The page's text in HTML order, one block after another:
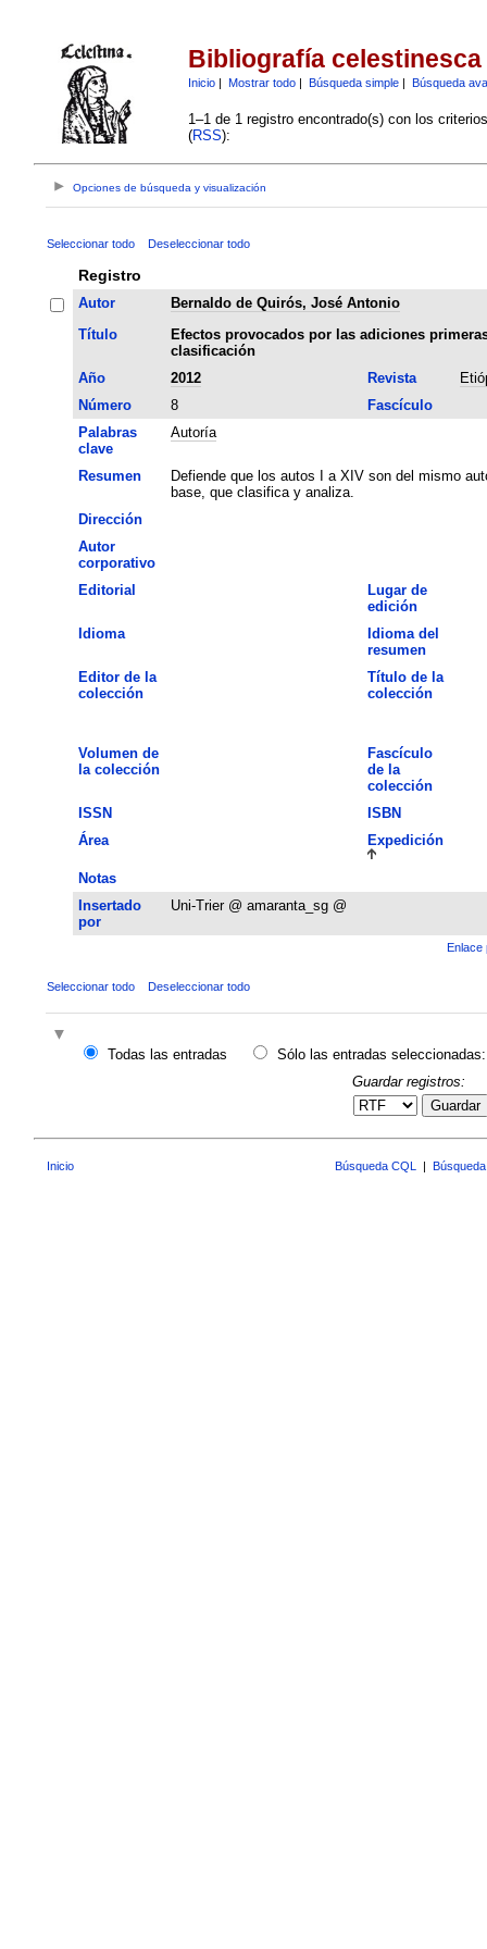
Bibliografía celestinesca
Inicio| Mostrar todo| Búsqueda simple| Búsqueda
1–1 de 1 registro encontrado(s) con los
(RSS):
Opciones de búsqueda y visualización
Seleccionar todo Deseleccionar todo
Registro
Autor
Bernaldo de Quirós, José Antonio
Título
Efectos provocados por las adiciones
clasificación
Año
2012 Revista
Número
8
Fascículo
Palabras
clave
Autoría
Resumen
Defiende que los autos I a XIV son del mismo
base, que clasifica y analiza.
Dirección
Autor
corporativo
Editorial
Lugar de
edición
Idioma
Idioma del
resumen
Editor de la
colección
Título de la
colección
Volumen de
la colección
Fascículo
de la
colección
ISSN
ISBN
Área
Expedición
Notas
Insertado
por
Uni-Trier @ amaranta_sg @
Enlace
Seleccionar todo Deseleccionar todo
Todas las entradas
Sólo las entradas seleccionadas:
Guardar registros:
Guardar
Inicio Búsqueda CQL